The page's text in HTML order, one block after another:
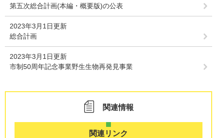
第五次総合計画(本編・概要版)の公表
2023年3月1日更新
総合計画
2023年3月1日更新
市制50周年記念事業野生生物再発見事業
関連情報
関連リンク